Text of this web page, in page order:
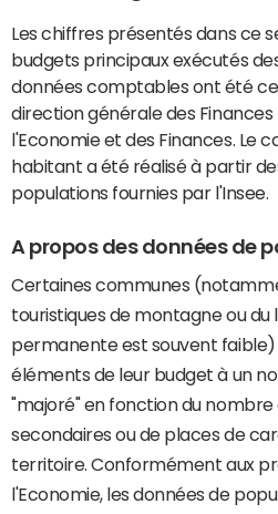
Les chiffres présentés dans ce
budgets principaux exécutés
données comptables ont été
direction générale des
l'Economie et des Finances. Le
habitant a été réalisé à partir
populations fournies par l'Insee.
A propos des données de
Certaines communes
touristiques de montagne ou
permanente est souvent
éléments de leur budget à un
"majoré" en fonction du nombre
secondaires ou de places de
territoire. Conformément aux
l'Economie, les données de